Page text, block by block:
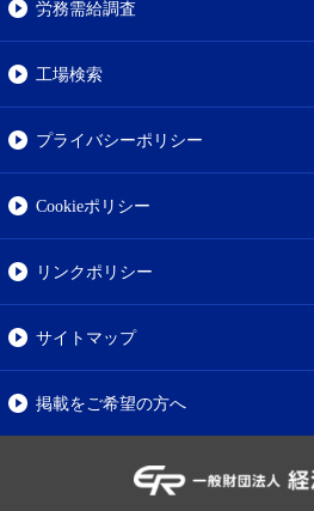
労務需給調査
工場検索
プライバシーポリシー
Cookieポリシー
リンクポリシー
サイトマップ
掲載をご希望の方へ